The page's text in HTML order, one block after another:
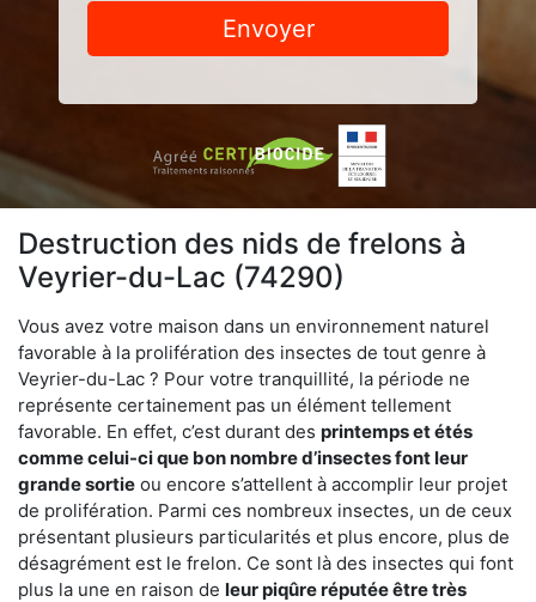
Envoyer
Destruction des nids de frelons à
Veyrier-du-Lac (74290)
Vous avez votre maison dans un environnement naturel
favorable à la prolifération des insectes de tout genre à
Veyrier-du-Lac ? Pour votre tranquillité, la période ne
représente certainement pas un élément tellement
favorable. En effet, c’est durant des printemps et étés
comme celui-ci que bon nombre d’insectes font leur
grande sortie ou encore s’attellent à accomplir leur projet
de prolifération. Parmi ces nombreux insectes, un de ceux
présentant plusieurs particularités et plus encore, plus de
désagrément est le frelon. Ce sont là des insectes qui font
plus la une en raison de leur piqûre réputée être très